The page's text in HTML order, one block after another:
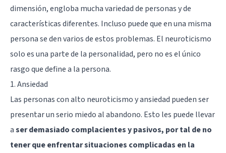
dimensión, engloba mucha variedad de personas y de
características diferentes. Incluso puede que en una misma
persona se den varios de estos problemas. El neuroticismo
solo es una parte de la personalidad, pero no es el único
rasgo que define a la persona.
1. Ansiedad
Las personas con alto neuroticismo yansiedad pueden ser
presentar un serio miedo al abandono. Esto les puede llevar
aser demasiado complacientes y pasivos, por tal de no
tener que enfrentar situaciones complicadas en la